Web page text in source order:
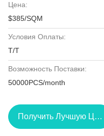
Цена:
$385/SQM
Условия Оплаты:
T/T
Возможность Поставки:
50000PCS/month
Получить Лучшую Цену